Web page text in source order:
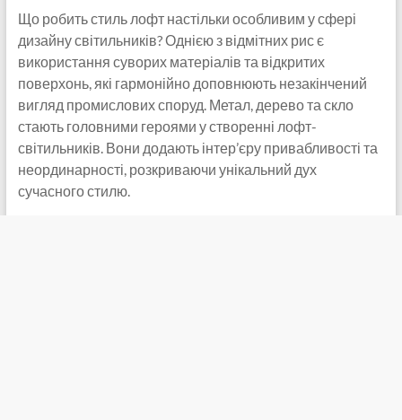
Що робить стиль лофт настільки особливим у сфері
дизайну світильників? Однією з відмітних рис є
використання суворих матеріалів та відкритих
поверхонь, які гармонійно доповнюють незакінчений
вигляд промислових споруд. Метал, дерево та скло
стають головними героями у створенні лофт-
світильників. Вони додають інтер’єру привабливості та
неординарності, розкриваючи унікальний дух
сучасного стилю.